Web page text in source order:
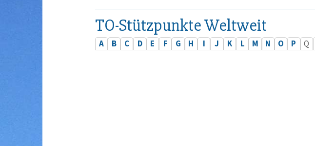
TO-Stützpunkte Weltweit
A B C D E F G H I J K L M N O P Q